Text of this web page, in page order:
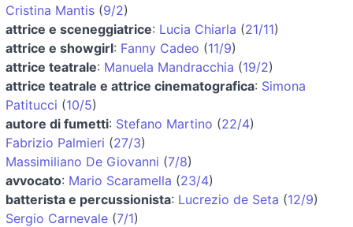
Cristina Mantis (9/2)
attrice e sceneggiatrice: Lucia Chiarla (21/11)
attrice e showgirl: Fanny Cadeo (11/9)
attrice teatrale: Manuela Mandracchia (19/2)
attrice teatrale e attrice cinematografica: Simona
Patitucci (10/5)
autore di fumetti: Stefano Martino (22/4)
Fabrizio Palmieri (27/3)
Massimiliano De Giovanni (7/8)
avvocato: Mario Scaramella (23/4)
batterista e percussionista: Lucrezio de Seta (12/9)
Sergio Carnevale (7/1)